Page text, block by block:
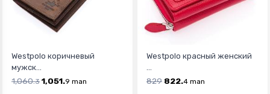
Westpolo коричневый
мужск...
1,060.3 1,051.9 man
Westpolo красный женский
...
829 822.4 man